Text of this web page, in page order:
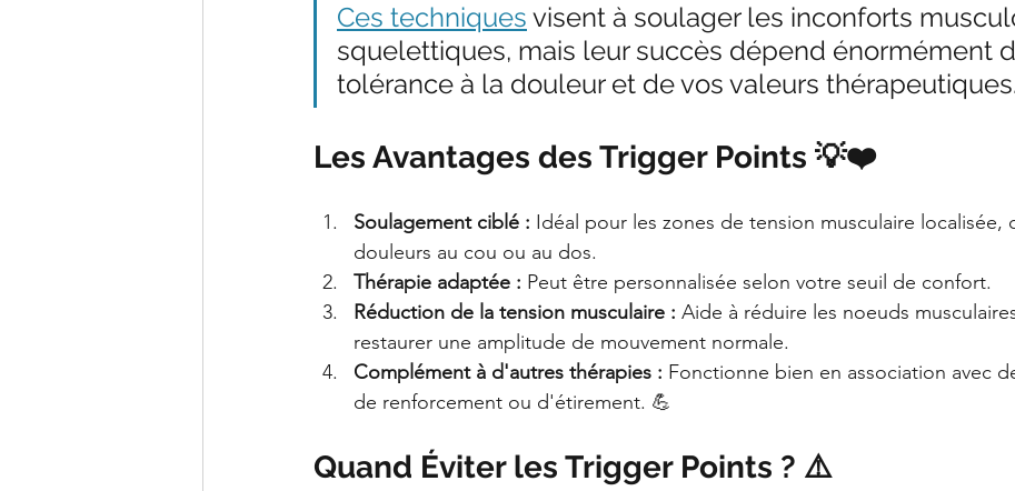
Ces techniques visent à soulager les inconforts
squelettiques, mais leur succès dépend énormément
tolérance à la douleur et de vos valeurs thérapeutiques.
Les Avantages des Trigger Points 💡❤️
Soulagement ciblé : Idéal pour les zones de tension musculaire localisée,
douleurs au cou ou au dos.
Thérapie adaptée : Peut être personnalisée selon votre seuil de confort.
Réduction de la tension musculaire : Aide à réduire les noeuds
restaurer une amplitude de mouvement normale.
Complément à d'autres thérapies : Fonctionne bien en association avec
de renforcement ou d'étirement. 💪
Quand Éviter les Trigger Points ? ⚠️